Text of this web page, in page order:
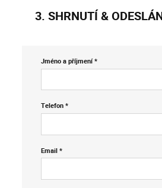
3. SHRNUTÍ &
Jméno a příjmení *
Telefon *
Email *